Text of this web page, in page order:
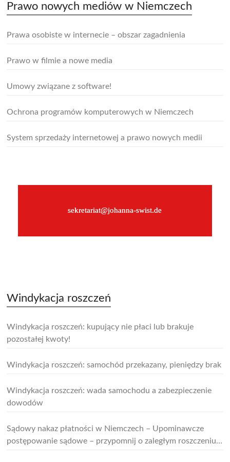
Prawo nowych mediów w Niemczech
Prawa osobiste w internecie – obszar zagadnienia
Prawo w filmie a nowe media
Umowy związane z software!
Ochrona programów komputerowych w Niemczech
System sprzedaży internetowej a prawo nowych medii
sekretariat@johanna-swist.de
Windykacja roszczeń
Windykacja roszczeń: kupujący nie płaci lub brakuje
pozostałej kwoty!
Windykacja roszczeń: samochód przekazany, pieniędzy brak
Windykacja roszczeń: wada samochodu a zabezpieczenie
dowodów
Sądowy nakaz płatności w Niemczech – Upominawcze
postępowanie sądowe – przypomnij o zaległym roszczeniu i